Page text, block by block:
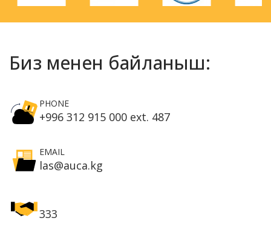
Биз менен байланыш:
PHONE
+996 312 915 000 ext. 487
EMAIL
las@auca.kg
333